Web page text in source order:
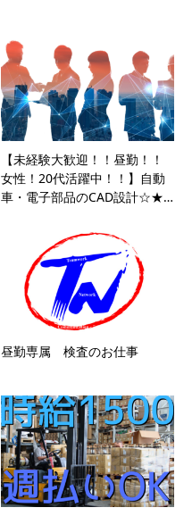
【未経験大歓迎！！昼勤！！
女性！20代活躍中！！】自動
車・電子部品のCAD設計☆★…
昼勤専属 検査のお仕事